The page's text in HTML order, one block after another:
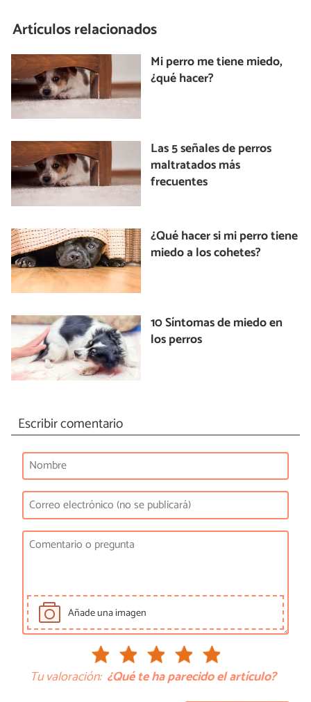
Artículos relacionados
Mi perro me tiene miedo,
¿qué hacer?
Las 5 señales de perros
maltratados más
frecuentes
¿Qué hacer si mi perro tiene
miedo a los cohetes?
10 Síntomas de miedo en
los perros
Escribir comentario
Añade una imagen
Tu valoración: ¿Qué te ha parecido el artículo?